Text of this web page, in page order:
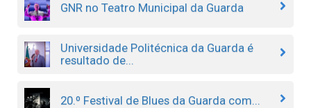
GNR no Teatro Municipal da Guarda
Universidade Politécnica da Guarda é
resultado de...
20.º Festival de Blues da Guarda com...